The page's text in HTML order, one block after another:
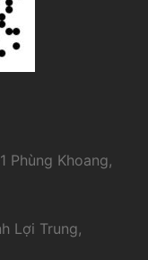
Phùng Khoang,
Lợi Trung,